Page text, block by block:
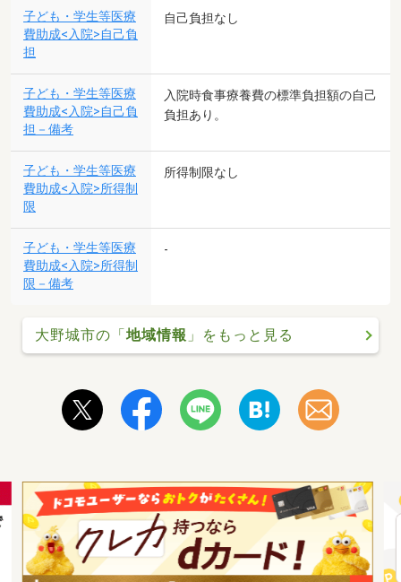
子ども・学生等医療
費助成<入院>自己負
担
自己負担なし
子ども・学生等医療
費助成<入院>自己負
担－備考
入院時食事療養費の標準負担額の自己
負担あり。
子ども・学生等医療
費助成<入院>所得制
限
所得制限なし
子ども・学生等医療
費助成<入院>所得制
限－備考
-
大野城市の「地域情報 」をもっと見る